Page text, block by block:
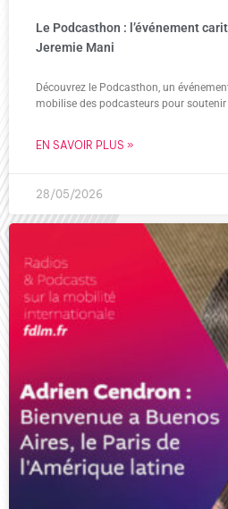
Le Podcasthon : l’événement
Jeremie Mani
Découvrez le Podcasthon, un
mobilise des podcasteurs pour
EN SAVOIR PLUS »
28/05/2026